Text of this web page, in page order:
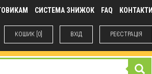
СИСТЕМА ЗНИЖОК FAQ КОНТАКТИ
КОШИК [0] ВХIД РЕЄСТРАЦІЯ